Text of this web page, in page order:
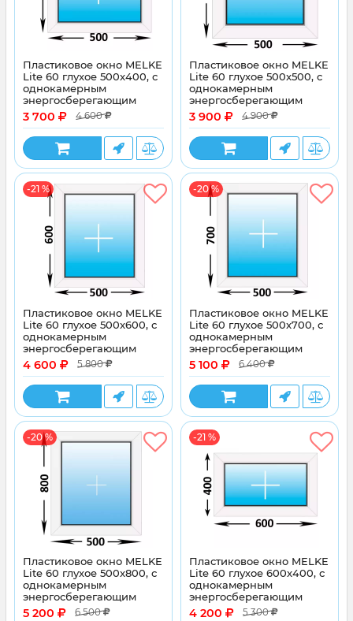
Пластиковое окно MELKE
Lite 60 глухое 500x400, с
однокамерным
энергосберегающим
стеклопакетом
3 700 4 600
Пластиковое окно MELKE
Lite 60 глухое 500x500, с
однокамерным
энергосберегающим
стеклопакетом
3 900 4 900
-21 %
Пластиковое окно MELKE
Lite 60 глухое 500x600, с
однокамерным
энергосберегающим
стеклопакетом
4 600 5 800
-20 %
Пластиковое окно MELKE
Lite 60 глухое 500x700, с
однокамерным
энергосберегающим
стеклопакетом
5 100 6 400
-20 %
Пластиковое окно MELKE
Lite 60 глухое 500x800, с
однокамерным
энергосберегающим
стеклопакетом
5 200 6 500
-21 %
Пластиковое окно MELKE
Lite 60 глухое 600x400, с
однокамерным
энергосберегающим
стеклопакетом
4 200 5 300